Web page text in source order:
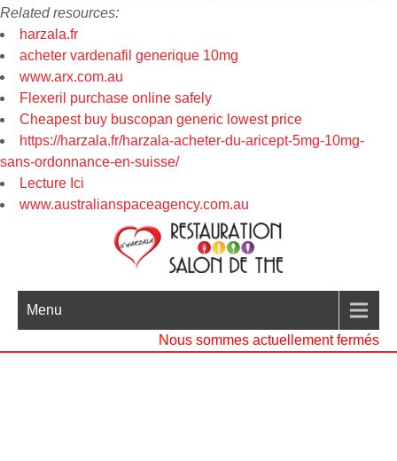
Related resources:
harzala.fr
acheter vardenafil generique 10mg
www.arx.com.au
Flexeril purchase online safely
Cheapest buy buscopan generic lowest price
https://harzala.fr/harzala-acheter-du-aricept-5mg-10mg-
sans-ordonnance-en-suisse/
Lecture Ici
www.australianspaceagency.com.au
Menu
Nous sommes actuellement fermés